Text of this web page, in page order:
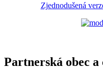
Zjednodušená
Partnerská obec a